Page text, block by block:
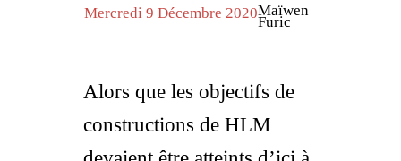
Mercredi 9 Décembre 2020Maïwen
Furic
Alors que les objectifs de
constructions de HLM